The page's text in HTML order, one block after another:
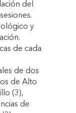
del
y
de cada
de dos
de Alto
(3),
de